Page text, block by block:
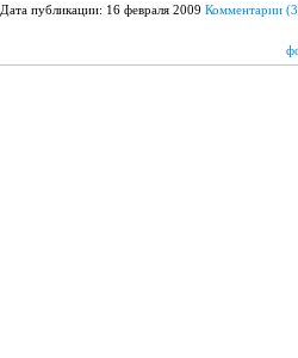
Дата публикации: 16 февраля 2009 Комментарии